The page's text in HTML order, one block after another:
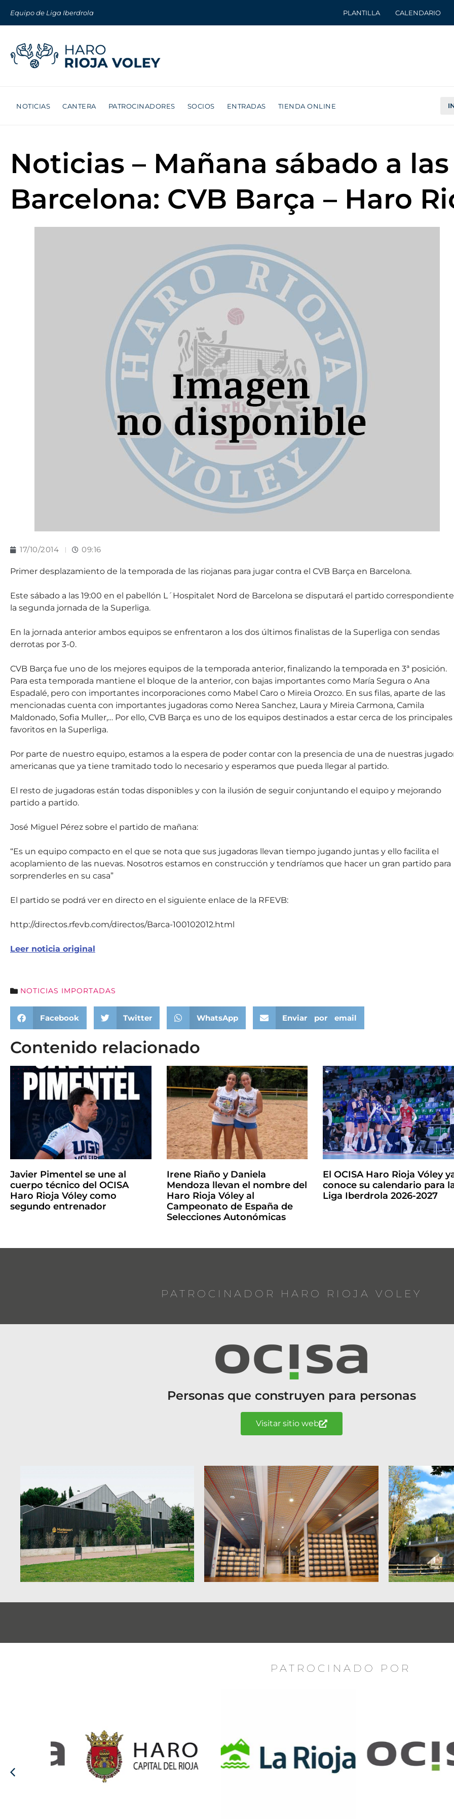
Equipo de Liga Iberdrola PLANTILLA CALENDARIO
NOTICIAS CANTERA PATROCINADORES SOCIOS ENTRADAS TIENDA ONLINE
Noticias – Mañana sábado a las
Barcelona: CVB Barça – Haro
17/10/2014 09:16
Primer desplazamiento de la temporada de las riojanas para jugar contra el CVB Barça en Barcelona.
Este sábado a las 19:00 en el pabellón L´Hospitalet Nord de Barcelona se disputará el partido
la segunda jornada de la Superliga.
En la jornada anterior ambos equipos se enfrentaron a los dos últimos finalistas de la Superliga con sendas
derrotas por 3-0.
CVB Barça fue uno de los mejores equipos de la temporada anterior, finalizando la temporada en 3ª posición.
Para esta temporada mantiene el bloque de la anterior, con bajas importantes como María Segura o Ana
Espadalé, pero con importantes incorporaciones como Mabel Caro o Mireia Orozco. En sus filas, aparte de las
mencionadas cuenta con importantes jugadoras como Nerea Sanchez, Laura y Mireia Carmona, Camila
Maldonado, Sofia Muller,… Por ello, CVB Barça es uno de los equipos destinados a estar cerca de los principales
favoritos en la Superliga.
Por parte de nuestro equipo, estamos a la espera de poder contar con la presencia de una de nuestras
americanas que ya tiene tramitado todo lo necesario y esperamos que pueda llegar al partido.
El resto de jugadoras están todas disponibles y con la ilusión de seguir conjuntando el equipo y mejorando
partido a partido.
José Miguel Pérez sobre el partido de mañana:
“Es un equipo compacto en el que se nota que sus jugadoras llevan tiempo jugando juntas y ello facilita el
acoplamiento de las nuevas. Nosotros estamos en construcción y tendríamos que hacer un gran partido para
sorprenderles en su casa”
El partido se podrá ver en directo en el siguiente enlace de la RFEVB:
http://directos.rfevb.com/directos/Barca-100102012.html
Leer noticia original
NOTICIAS IMPORTADAS
Facebook Twitter WhatsApp Enviar por email
Contenido relacionado
Javier Pimentel se une al
cuerpo técnico del OCISA
Haro Rioja Vóley como
segundo entrenador
Irene Riaño y Daniela
Mendoza llevan el nombre del
Haro Rioja Vóley al
Campeonato de España de
Selecciones Autonómicas
El OCISA Haro Rioja Vóley
conoce su calendario para
Liga Iberdrola 2026-2027
PATROCINADOR HARO RIOJA VOLEY
Personas que construyen para personas
Visitar sitio web
PATROCINADO POR